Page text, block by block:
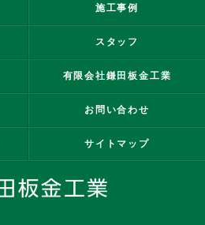
施工事例
スタッフ
有限会社鎌田板金工業
お問い合わせ
サイトマップ